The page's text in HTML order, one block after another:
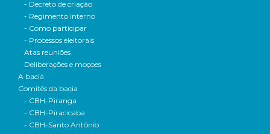
- Decreto de criação
- Regimento interno
- Como participar
- Processos eleitorais
Atas reuniões
Deliberações e moçoes
A bacia
Comitês da bacia
- CBH-Piranga
- CBH-Piracicaba
- CBH-Santo Antônio